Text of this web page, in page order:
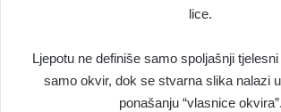
lice.
Ljepotu ne definiše samo spoljašnji
samo okvir, dok se stvarna slika nalazi
ponašanju “vlasnice okvira”.